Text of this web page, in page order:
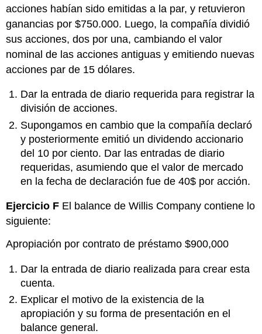
acciones habían sido emitidas a la par, y retuvieron
ganancias por $750.000. Luego, la compañía dividió
sus acciones, dos por una, cambiando el valor
nominal de las acciones antiguas y emitiendo nuevas
acciones par de 15 dólares.
Dar la entrada de diario requerida para registrar la
división de acciones.
Supongamos en cambio que la compañía declaró
y posteriormente emitió un dividendo accionario
del 10 por ciento. Dar las entradas de diario
requeridas, asumiendo que el valor de mercado
en la fecha de declaración fue de 40$ por acción.
Ejercicio F El balance de Willis Company contiene lo
siguiente:
Apropiación por contrato de préstamo $900,000
Dar la entrada de diario realizada para crear esta
cuenta.
Explicar el motivo de la existencia de la
apropiación y su forma de presentación en el
balance general.